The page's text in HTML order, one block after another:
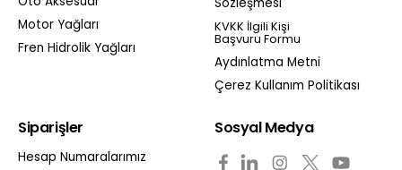
Motor Yağları
Fren Hidrolik Yağları
KVKK İlgili Kişi
Başvuru Formu
Aydınlatma Metni
Çerez Kullanım Politikası
Siparişler
Hesap Numaralarımız
Sosyal Medya